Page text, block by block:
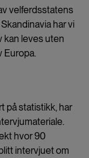
velferdsstatens
har vi
kan leves uten
Europa.
på statistikk, har
hvor 90
intervjuet om